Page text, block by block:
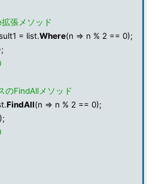
張メソッド
= list.Where(n => n % 2 == 0);
のFindAllメソッド
FindAll(n => n % 2 == 0);